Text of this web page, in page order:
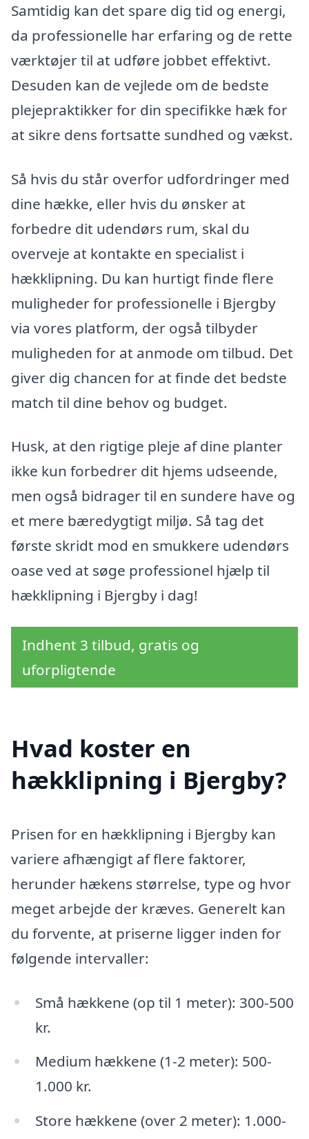
Samtidig kan det spare dig tid og energi,
da professionelle har erfaring og de rette
værktøjer til at udføre jobbet effektivt.
Desuden kan de vejlede om de bedste
plejepraktikker for din specifikke hæk for
at sikre dens fortsatte sundhed og vækst.
Så hvis du står overfor udfordringer med
dine hække, eller hvis du ønsker at
forbedre dit udendørs rum, skal du
overveje at kontakte en specialist i
hækklipning. Du kan hurtigt finde flere
muligheder for professionelle i Bjergby
via vores platform, der også tilbyder
muligheden for at anmode om tilbud. Det
giver dig chancen for at finde det bedste
match til dine behov og budget.
Husk, at den rigtige pleje af dine planter
ikke kun forbedrer dit hjems udseende,
men også bidrager til en sundere have og
et mere bæredygtigt miljø. Så tag det
første skridt mod en smukkere udendørs
oase ved at søge professionel hjælp til
hækklipning i Bjergby i dag!
Indhent 3 tilbud, gratis og
uforpligtende
Hvad koster en
hækklipning i Bjergby?
Prisen for en hækklipning i Bjergby kan
variere afhængigt af flere faktorer,
herunder hækens størrelse, type og hvor
meget arbejde der kræves. Generelt kan
du forvente, at priserne ligger inden for
følgende intervaller:
Små hækkene (op til 1 meter): 300-500
kr.
Medium hækkene (1-2 meter): 500-
1.000 kr.
Store hækkene (over 2 meter): 1.000-